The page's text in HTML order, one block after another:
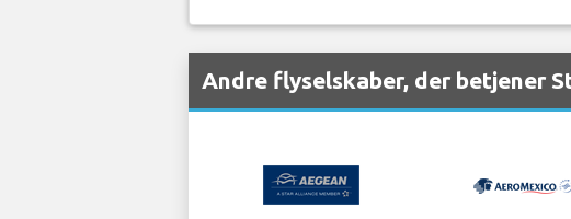
Andre flyselskaber, der betjener